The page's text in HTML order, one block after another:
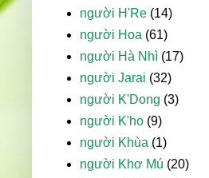
người H'Re (14)
người Hoa (61)
người Hà Nhì (17)
người Jarai (32)
người K'Dong (3)
người K'ho (9)
người Khùa (1)
người Khơ Mú (20)